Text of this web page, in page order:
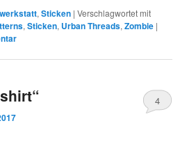
,Sticken |Verschlagwortet mit
,Sticken, Urban Threads,Zombie |
4